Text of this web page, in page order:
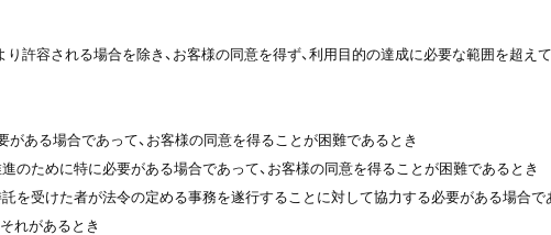
許容される場合を除き、お客様の同意を得ず、利用目的の達成に必要な範囲を超え
がある場合であって、お客様の同意を得ることが困難であるとき
のために特に必要がある場合であって、お客様の同意を得ることが困難であるとき
託を受けた者が法令の定める事務を遂行することに対して協力する必要がある場合で
れがあるとき